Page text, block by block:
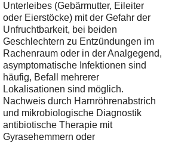
Unterleibes (Gebärmutter, Eileiter
oder Eierstöcke) mit der Gefahr der
Unfruchtbarkeit, bei beiden
Geschlechtern zu Entzündungen im
Rachenraum oder in der Analgegend,
asymptomatische Infektionen sind
häufig, Befall mehrerer
Lokalisationen sind möglich.
Nachweis durch Harnröhrenabstrich
und mikrobiologische Diagnostik
antibiotische Therapie mit
Gyrasehemmern oder